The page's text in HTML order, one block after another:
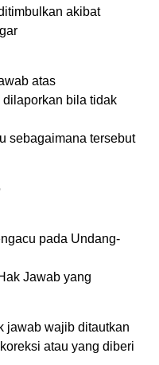
akibat
atas
dilaporkan bila tidak
sebagaimana tersebut
pada Undang-
Jawab yang
jawab wajib ditautkan
atau yang diberi